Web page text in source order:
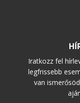
Iratkozz fel
legfrissebb
van